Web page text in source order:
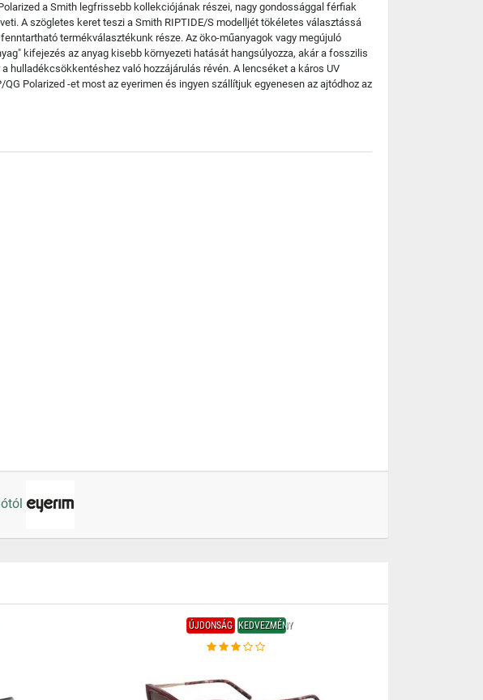
a Smith legfrissebb kollekciójának részei, nagy gondossággal férfiak
A szögletes keret teszi a Smith RIPTIDE/S modelljét tökéletes választássá
termékválasztékunk része. Az öko-műanyagok vagy megújuló
kifejezés az anyag kisebb környezeti hatását hangsúlyozza, akár a fosszilis
való hozzájárulás révén. A lencséket a káros UV
Polarized -et most az eyerimen és ingyen szállítjuk egyenesen az ajtódhoz az
ÚJDONSÁG KEDVEZMÉNY